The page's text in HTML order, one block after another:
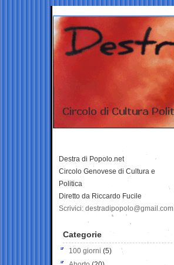
Destra di Popolo.net
Circolo Genovese di Cultura e
Politica
Diretto da Riccardo Fucile
Scrivici: destradipopolo@gmail.com
Categorie
100 giorni (5)